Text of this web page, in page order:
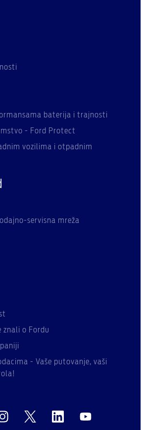
baterija i trajnosti
- Ford Protect
vozilima i otpadnim
servisna mreža
znali o Fordu
- Vaše putovanje, vaši